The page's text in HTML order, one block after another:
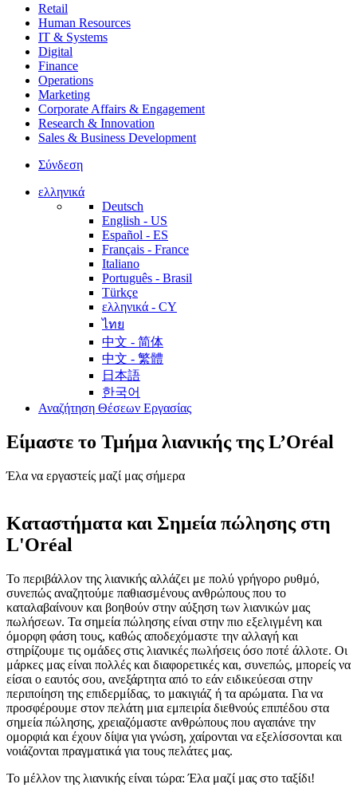
Retail
Human Resources
IT & Systems
Digital
Finance
Operations
Marketing
Corporate Affairs & Engagement
Research & Innovation
Sales & Business Development
Σύνδεση
ελληνικά
Deutsch
English - US
Español - ES
Français - France
Italiano
Português - Brasil
Türkçe
ελληνικά - CY
ไทย
中文 - 简体
中文 - 繁體
日本語
한국어
Αναζήτηση Θέσεων Εργασίας
Είμαστε το Τμήμα λιανικής της L’Oréal
Έλα να εργαστείς μαζί μας σήμερα
Καταστήματα και Σημεία πώλησης στη
L'Oréal
Το περιβάλλον της λιανικής αλλάζει με πολύ γρήγορο ρυθμό,
συνεπώς αναζητούμε παθιασμένους ανθρώπους που το
καταλαβαίνουν και βοηθούν στην αύξηση των λιανικών μας
πωλήσεων. Τα σημεία πώλησης είναι στην πιο εξελιγμένη και
όμορφη φάση τους, καθώς αποδεχόμαστε την αλλαγή και
στηρίζουμε τις ομάδες στις λιανικές πωλήσεις όσο ποτέ άλλοτε. Οι
μάρκες μας είναι πολλές και διαφορετικές και, συνεπώς, μπορείς να
είσαι ο εαυτός σου, ανεξάρτητα από το εάν ειδικεύεσαι στην
περιποίηση της επιδερμίδας, το μακιγιάζ ή τα αρώματα. Για να
προσφέρουμε στον πελάτη μια εμπειρία διεθνούς επιπέδου στα
σημεία πώλησης, χρειαζόμαστε ανθρώπους που αγαπάνε την
ομορφιά και έχουν δίψα για γνώση, χαίρονται να εξελίσσονται και
νοιάζονται πραγματικά για τους πελάτες μας.
Το μέλλον της λιανικής είναι τώρα: Έλα μαζί μας στο ταξίδι!